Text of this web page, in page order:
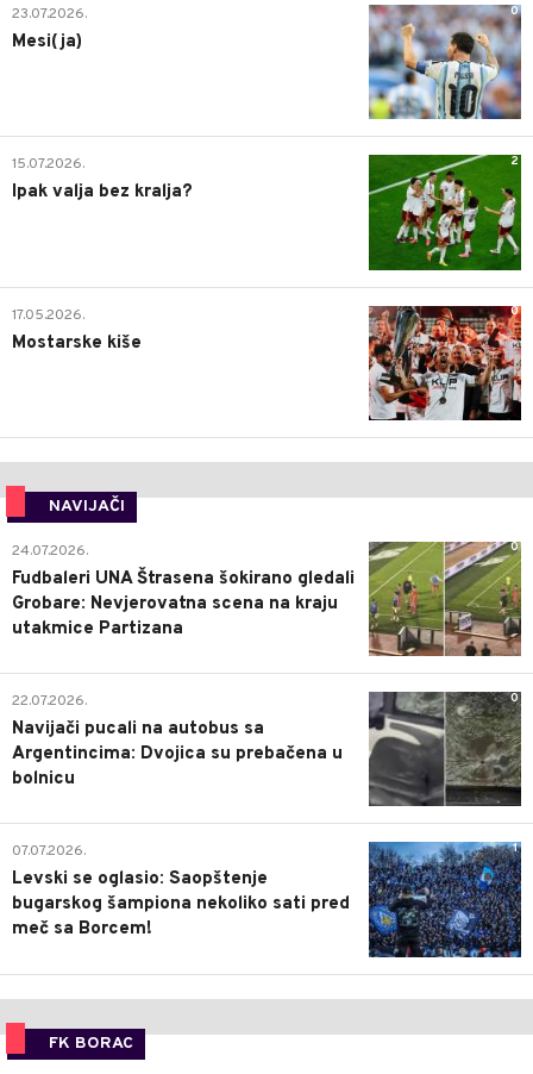
0
23.07.2026.
Mesi(ja)
2
15.07.2026.
Ipak valja bez kralja?
0
17.05.2026.
Mostarske kiše
NAVIJAČI
0
24.07.2026.
Fudbaleri UNA Štrasena šokirano gledali
Grobare: Nevjerovatna scena na kraju
utakmice Partizana
0
22.07.2026.
Navijači pucali na autobus sa
Argentincima: Dvojica su prebačena u
bolnicu
1
07.07.2026.
Levski se oglasio: Saopštenje
bugarskog šampiona nekoliko sati pred
meč sa Borcem!
FK BORAC